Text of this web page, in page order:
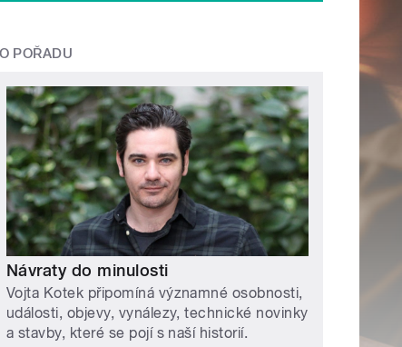
O POŘADU
Návraty do minulosti
Vojta Kotek připomíná významné osobnosti,
události, objevy, vynálezy, technické novinky
a stavby, které se pojí s naší historií.